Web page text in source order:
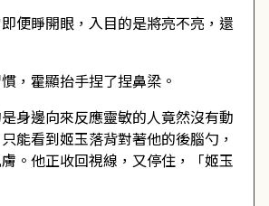
便睜開眼，入目的是將亮不亮，還
，霍顯抬手捏了捏鼻梁。
身邊向來反應靈敏的人竟然沒有動
能看到姬玉落背對著他的後腦勺，
。他正收回視線，又停住，「姬玉